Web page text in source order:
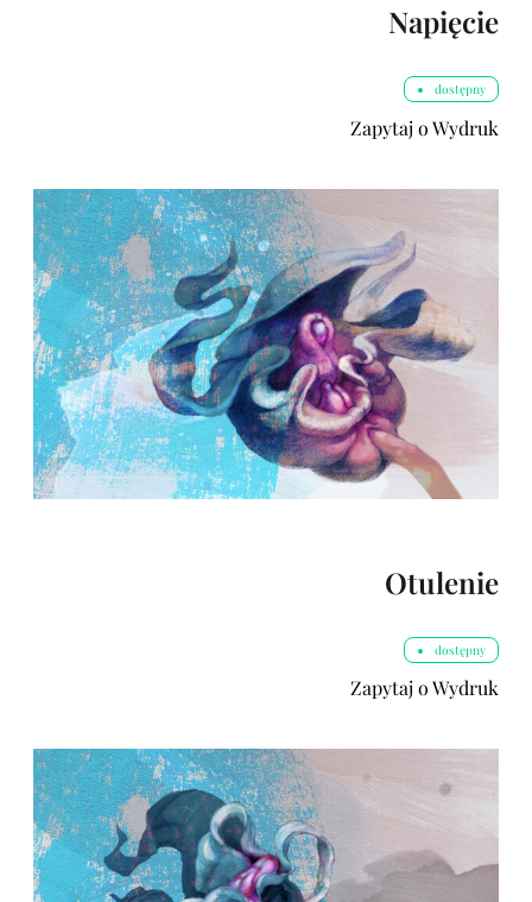
Napięcie
dostępny
Zapytaj o Wydruk
Otulenie
dostępny
Zapytaj o Wydruk